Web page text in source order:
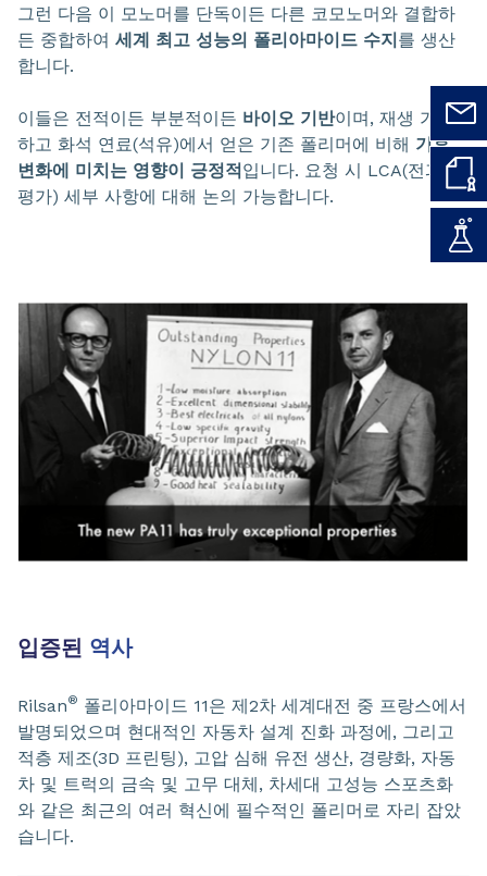
그런 다음 이 모노머를 단독이든 다른 코모노머와 결합하
든 중합하여 세계 최고 성능의 폴리아마이드 수지를 생산
합니다.
이들은 전적이든 부분적이든 바이오 기반이며, 재생 가능
하고 화석 연료(석유)에서 얻은 기존 폴리머에 비해 기후
변화에 미치는 영향이 긍정적입니다. 요청 시 LCA(전과정
평가) 세부 사항에 대해 논의 가능합니다.
입증된 역사
Rilsan® 폴리아마이드 11은 제2차 세계대전 중 프랑스에서
발명되었으며 현대적인 자동차 설계 진화 과정에, 그리고
적층 제조(3D 프린팅), 고압 심해 유전 생산, 경량화, 자동
차 및 트럭의 금속 및 고무 대체, 차세대 고성능 스포츠화
와 같은 최근의 여러 혁신에 필수적인 폴리머로 자리 잡았
습니다.